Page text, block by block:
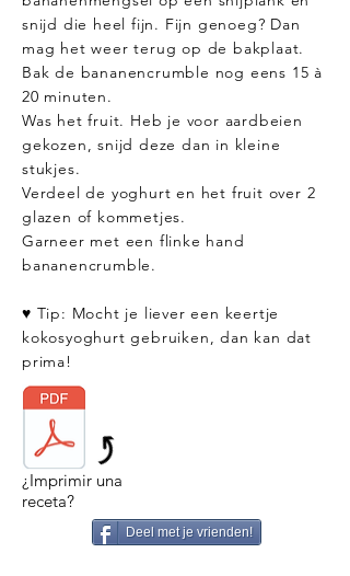
snijd die heel fijn. Fijn genoeg? Dan
mag het weer terug op de bakplaat.
Bak de bananencrumble nog eens 15 à
20 minuten.
Was het fruit. Heb je voor aardbeien
gekozen, snijd deze dan in kleine
stukjes.
Verdeel de yoghurt en het fruit over 2
glazen of kommetjes.
Garneer met een flinke hand
bananencrumble.
♥ Tip: Mocht je liever een keertje
kokosyoghurt gebruiken, dan kan dat
prima!
¿Imprimir una
receta?
Deel met je vrienden!